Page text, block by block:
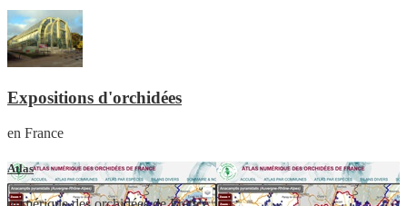
Expositions d'orchidées
en France
Atlas